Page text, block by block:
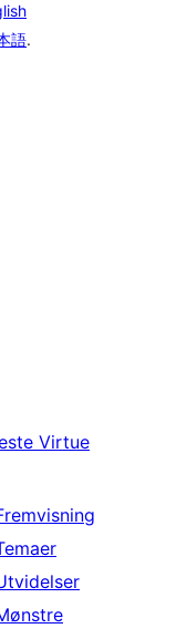
語.
Virtue